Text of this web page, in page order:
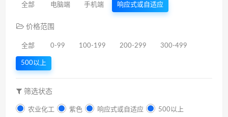
全部 电脑端 手机端 响应式或自适应
价格范围
全部 0-99 100-199 200-299 300-499
500以上
筛选状态
农业化工 紫色 响应式或自适应 500以上